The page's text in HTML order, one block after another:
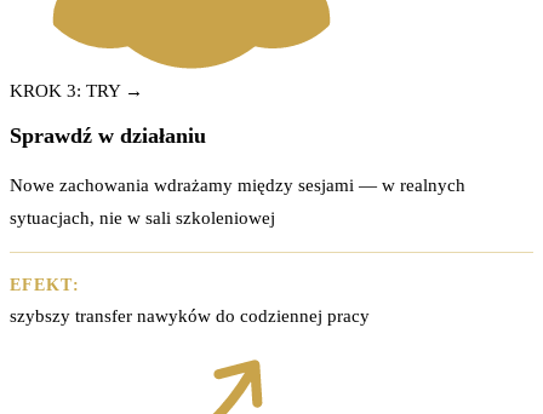
KROK 3: TRY →
Sprawdź w działaniu
Nowe zachowania wdrażamy między sesjami — w realnych
sytuacjach, nie w sali szkoleniowej
EFEKT:
szybszy transfer nawyków do codziennej pracy